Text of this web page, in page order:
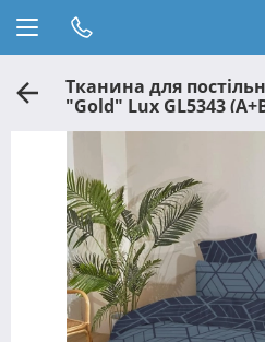
Тканина для
"Gold" Lux GL5343